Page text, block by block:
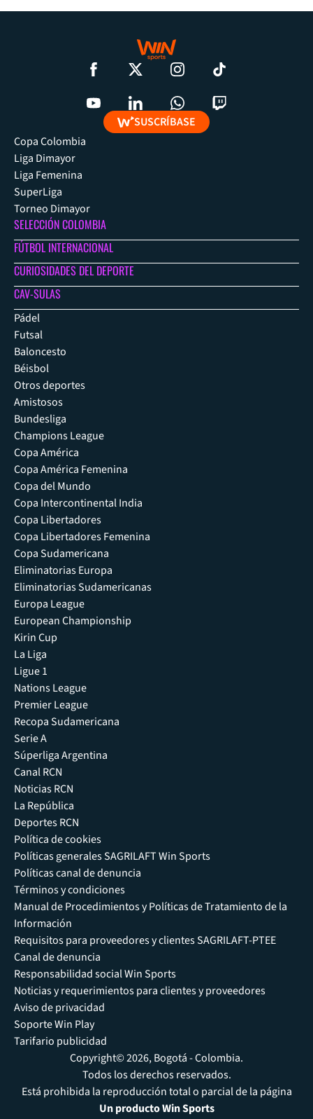
SUSCRÍBASE
Copa Colombia
Liga Dimayor
Liga Femenina
SuperLiga
Torneo Dimayor
SELECCIÓN COLOMBIA
FÚTBOL INTERNACIONAL
CURIOSIDADES DEL DEPORTE
CAV-SULAS
Pádel
Futsal
Baloncesto
Béisbol
Otros deportes
Amistosos
Bundesliga
Champions League
Copa América
Copa América Femenina
Copa del Mundo
Copa Intercontinental India
Copa Libertadores
Copa Libertadores Femenina
Copa Sudamericana
Eliminatorias Europa
Eliminatorias Sudamericanas
Europa League
European Championship
Kirin Cup
La Liga
Ligue 1
Nations League
Premier League
Recopa Sudamericana
Serie A
Súperliga Argentina
Canal RCN
Noticias RCN
La República
Deportes RCN
Política de cookies
Políticas generales SAGRILAFT Win Sports
Políticas canal de denuncia
Términos y condiciones
Manual de Procedimientos y Políticas de Tratamiento de la
Información
Requisitos para proveedores y clientes SAGRILAFT-PTEE
Canal de denuncia
Responsabilidad social Win Sports
Noticias y requerimientos para clientes y proveedores
Aviso de privacidad
Soporte Win Play
Tarifario publicidad
Copyright© 2026, Bogotá - Colombia.
Todos los derechos reservados.
Está prohibida la reproducción total o parcial de la página
Un producto Win Sports